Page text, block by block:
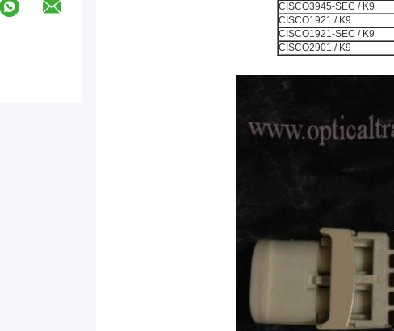
CISCO3945-SEC / K9
CISCO1921 / K9
CISCO1921-SEC / K9
CISCO2901 / K9